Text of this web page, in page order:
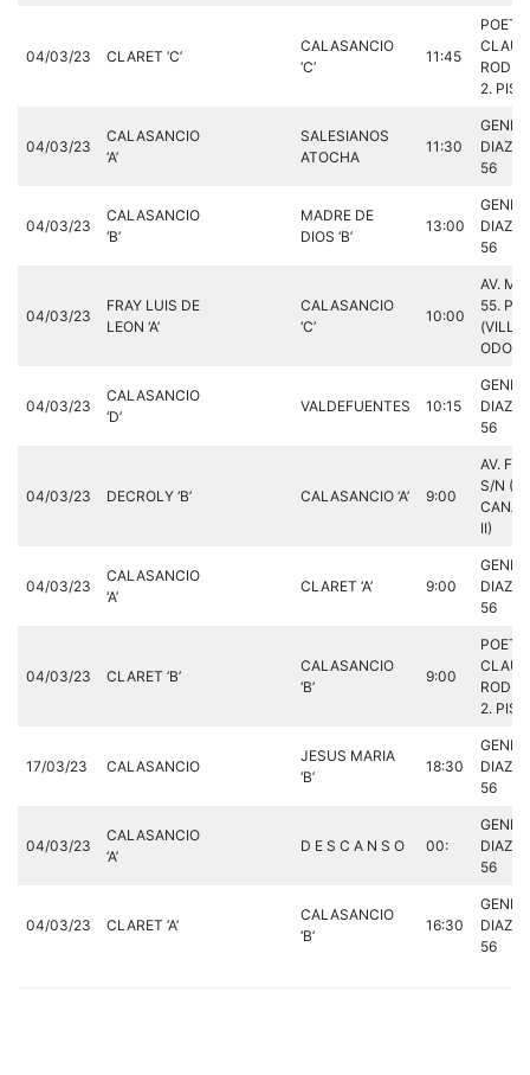
04/03/23 CLARET ‘C’
CALASANCIO
‘C’
11:45
POETA
2.
04/03/23
CALASANCIO
‘A’
SALESIANOS
ATOCHA
11:30
DIAZ
56
04/03/23
CALASANCIO
‘B’
MADRE DE
DIOS ‘B’
13:00
DIAZ
56
04/03/23
FRAY LUIS DE
LEON ‘A’
CALASANCIO
‘C’
10:00
AV.
55.
ODON)
04/03/23
CALASANCIO
‘D’
VALDEFUENTES 10:15
DIAZ
56
04/03/23 DECROLY ‘B’ CALASANCIO ‘A’ 9:00
AV.
S/N
II)
04/03/23
CALASANCIO
‘A’
CLARET ‘A’ 9:00
DIAZ
56
04/03/23 CLARET ‘B’
CALASANCIO
‘B’
9:00
POETA
2.
17/03/23 CALASANCIO
JESUS MARIA
‘B’
18:30
DIAZ
56
04/03/23
CALASANCIO
‘A’
D E S C A N S O 00:
DIAZ
56
04/03/23 CLARET ‘A’
CALASANCIO
‘B’
16:30
DIAZ
56